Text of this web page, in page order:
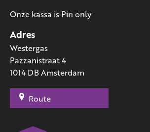
Adres
Westergas
Pazzanistraat 4
1014 DB Amsterdam
Route
Onze kassa is Pin only